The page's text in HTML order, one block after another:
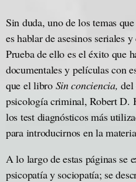
Sin duda, uno de los temas
es hablar de asesinos seriales
Prueba de ello es el éxito que
documentales y películas con
que el libro Sin conciencia, del
psicología criminal, Robert D.
los test diagnósticos más
para introducirnos en la
A lo largo de estas páginas se
psicopatía y sociopatía; se